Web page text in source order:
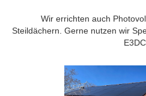
Wir errichten auch
Steildächern. Gerne nutzen wir
E3DC